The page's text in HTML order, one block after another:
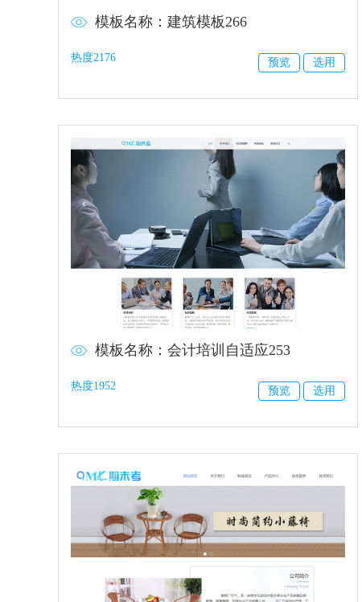
模板名称：建筑模板266
热度2176 预览 选用
模板名称：会计培训自适应253
热度1952 预览 选用